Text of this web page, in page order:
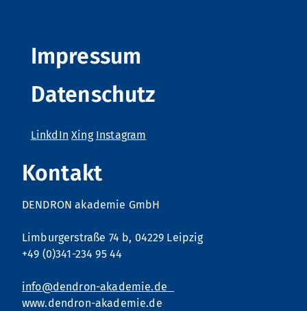
Gib bitte folgenden Code ein:
Datenschutzgelesen und akzeptiert
Impressum
Datenschutz
LinkdIn Xing Instagram
Kontakt
DENDRON akademie GmbH
Limburgerstraße 74 b, 04229 Leipzig
+49 (0)341-234 95 44
info@dendron-akademie.de
www.dendron-akademie.de